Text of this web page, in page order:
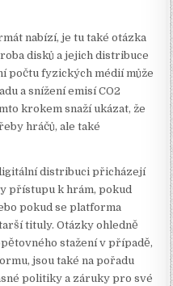
nabízí, je tu také otázka
disků a jejich distribuce
počtu fyzických médií může
a snížení emisí CO2
krokem snaží ukázat, že
hráčů, ale také
distribuci přicházejí
přístupu k hrám, pokud
pokud se platforma
tituly. Otázky ohledně
stažení v případě,
jsou také na pořadu
politiky a záruky pro své